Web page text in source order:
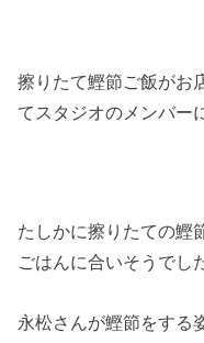
擦りたて鰹節ご飯がお
てスタジオのメンバー
たしかに擦りたての鰹
ごはんに合いそうでし
永松さんが鰹節をする